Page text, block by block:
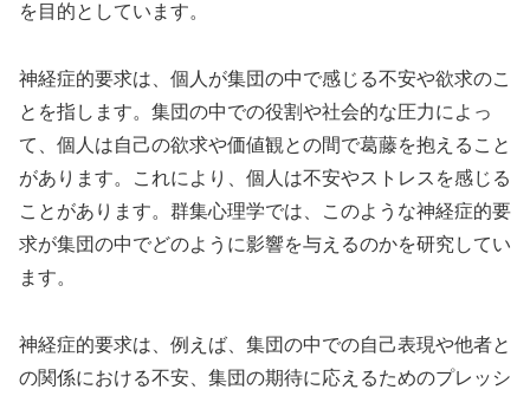
を目的としています。
神経症的要求は、個人が集団の中で感じる不安や欲求のこ
とを指します。集団の中での役割や社会的な圧力によっ
て、個人は自己の欲求や価値観との間で葛藤を抱えること
があります。これにより、個人は不安やストレスを感じる
ことがあります。群集心理学では、このような神経症的要
求が集団の中でどのように影響を与えるのかを研究してい
ます。
神経症的要求は、例えば、集団の中での自己表現や他者と
の関係における不安、集団の期待に応えるためのプレッシ